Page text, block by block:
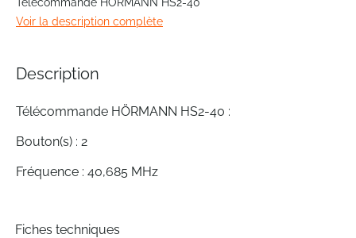
the
beginning
images
Voir la description complète
Description
Télécommande HÖRMANN HS2-40 :
Bouton(s) : 2
Fréquence : 40,685 MHz
Fiches techniques